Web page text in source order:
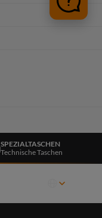
SPEZIALTASCHEN
Technische Taschen